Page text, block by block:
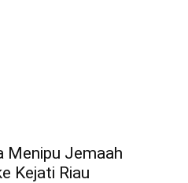
Menipu Jemaah
Kejati Riau